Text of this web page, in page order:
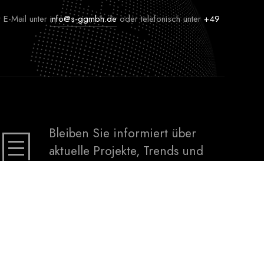
E-Mail unterinfo@s-ggmbh.deoder telefonisch unter+49
Bleiben Sie informiert über
aktuelle Projekte, Trends und